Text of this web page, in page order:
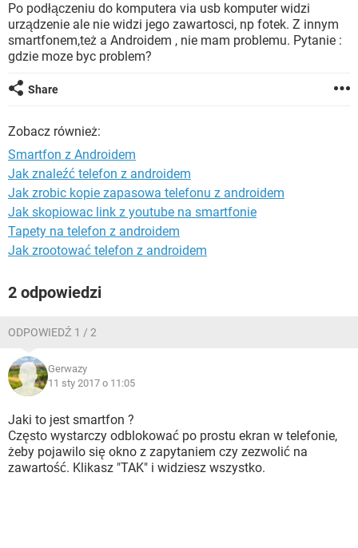
WINDOWS 10
SPOTIFY NETFLIX
INSTAGRAM FACEBOOK
GRY WHATSAPP
SPOTIFY
INSTAGRAM
Po podłączeniu do komputera via usb komputer widzi
urządzenie ale nie widzi jego zawartosci, np fotek. Z innym
smartfonem,też a Androidem , nie mam problemu. Pytanie :
gdzie moze byc problem?
Share
Zobacz również:
Smartfon z Androidem
Jak znaleźć telefon z androidem
Jak zrobic kopie zapasowa telefonu z androidem
Jak skopiowac link z youtube na smartfonie
Tapety na telefon z androidem
Jak zrootować telefon z androidem
2 odpowiedzi
ODPOWIEDŹ 1 / 2
Gerwazy
11 sty 2017 o 11:05
Jaki to jest smartfon ?
Często wystarczy odblokować po prostu ekran w telefonie,
żeby pojawilo się okno z zapytaniem czy zezwolić na
zawartość. Klikasz "TAK" i widziesz wszystko.